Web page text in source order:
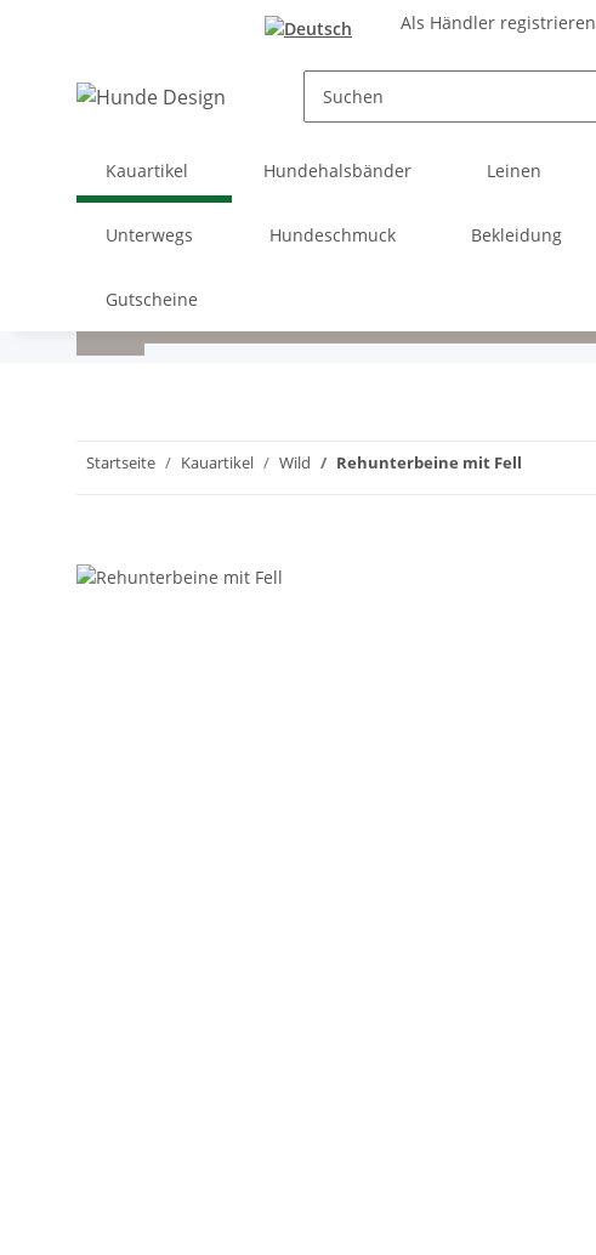
Als Händler registrieren
Kauartikel Hundehalsbänder Leinen
Unterwegs Hundeschmuck Bekleidung
Gutscheine
Startseite Kauartikel Wild Rehunterbeine mit Fell